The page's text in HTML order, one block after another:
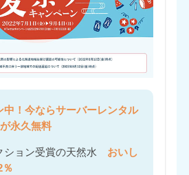
中！今ならサーバーレンタル
永久無料
ション受賞の天然水 おいし
％